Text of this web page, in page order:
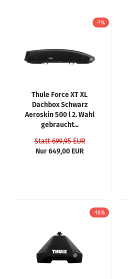
-7%
Thule Force XT XL
Dachbox Schwarz
Aeroskin 500 l 2. Wahl
gebraucht...
Statt 699,95 EUR
Nur 649,00 EUR
-18%